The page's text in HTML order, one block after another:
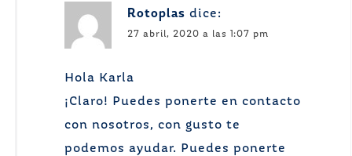
Rotoplas dice:
27 abril, 2020 a las 1:07 pm
Hola Karla
¡Claro! Puedes ponerte en contacto
con nosotros, con gusto te
podemos ayudar. Puedes ponerte